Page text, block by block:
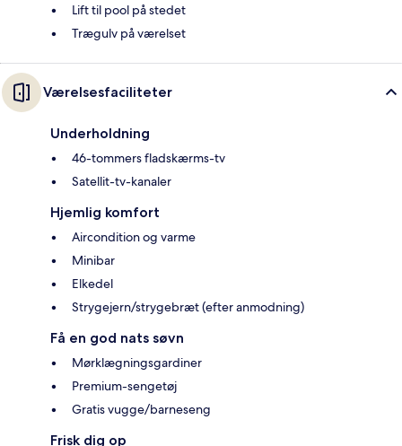
Lift til pool på stedet
Trægulv på værelset
Værelsesfaciliteter
Underholdning
46-tommers fladskærms-tv
Satellit-tv-kanaler
Hjemlig komfort
Aircondition og varme
Minibar
Elkedel
Strygejern/strygebræt (efter anmodning)
Få en god nats søvn
Mørklægningsgardiner
Premium-sengetøj
Gratis vugge/barneseng
Frisk dig op